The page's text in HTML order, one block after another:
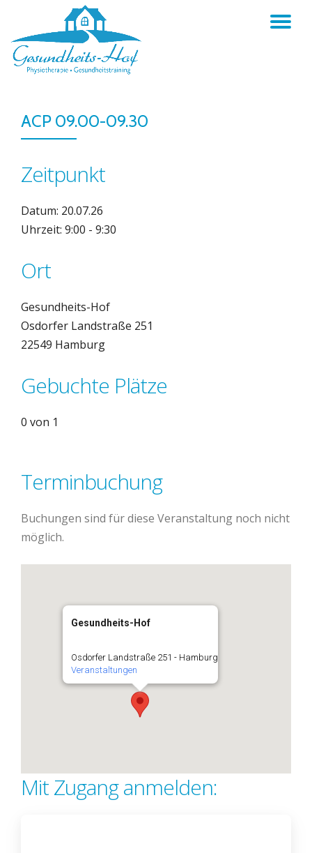
content
ACP 09.00-09.30
Zeitpunkt
Datum: 20.07.26
Uhrzeit: 9:00 - 9:30
Ort
Gesundheits-Hof
Osdorfer Landstraße 251
22549 Hamburg
Gebuchte Plätze
0 von 1
Terminbuchung
Buchungen sind für diese Veranstaltung noch nicht
möglich.
Gesundheits-Hof
Osdorfer Landstraße 251 - Hamburg
Veranstaltungen
Mit Zugang anmelden: